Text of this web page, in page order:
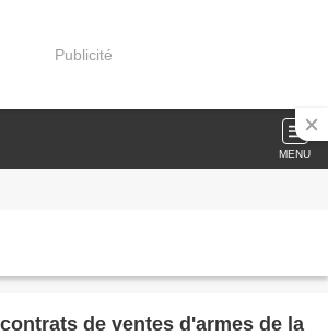
Publicité
MENU
de ventes d'armes de la